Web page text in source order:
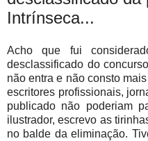
Intrínseca...
Acho que fui
desclassificado do
não entra e não consto
escritores profissionais,
publicado não poderiam
ilustrador, escrevo as
no balde da eliminação.